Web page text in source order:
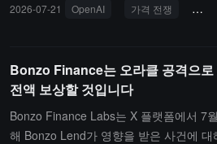
실체인 42DAO에서 나왔습니다.이번 공
환경을 넘어 허깅페이스(Hugging Face)
격 수단의 업그레이드가 체인 프로토콜
조했습니다.
2026-07-21 OpenAI 가격 전쟁 지
Bonzo Finance는 오라클 공격으로
전액 보상할 것입니다
Bonzo Finance Labs는 X 플랫폼에서 7
해 Bonzo Lend가 영향을 받은 사건에